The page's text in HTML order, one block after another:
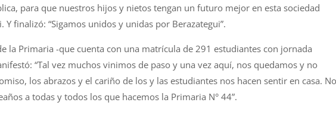
para que nuestros hijos y nietos tengan un futuro mejor en esta sociedad
Y finalizó: “Sigamos unidos y unidas por Berazategui”.
la Primaria -que cuenta con una matrícula de 291 estudiantes con jornada
“Tal vez muchos vinimos de paso y una vez aquí, nos quedamos y no
los abrazos y el cariño de los y las estudiantes nos hacen sentir en casa.
a todas y todos los que hacemos la Primaria N° 44”.